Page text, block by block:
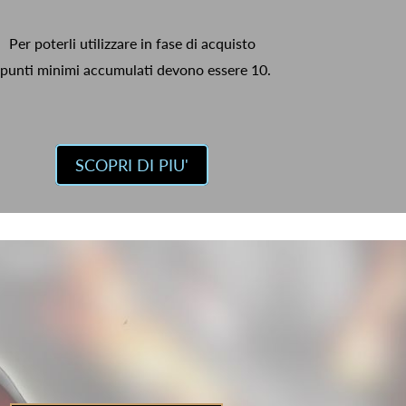
Per poterli utilizzare in fase di acquisto
minimi accumulati devono essere 10.
SCOPRI DI PIU'